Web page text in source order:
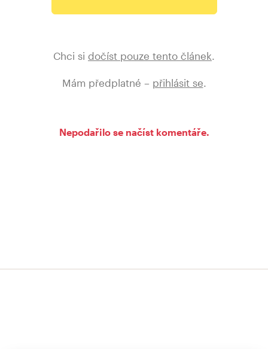
Chci si dočíst pouze tento článek
Mám předplatné – přihlásit se
Nepodařilo se načíst komentáře.